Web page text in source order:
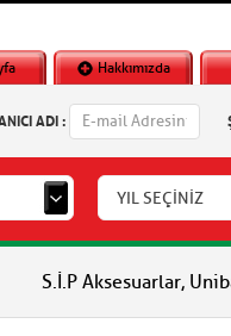
Hakkımızda
ADI :
YIL SEÇİNİZ
Unibat Aküler,